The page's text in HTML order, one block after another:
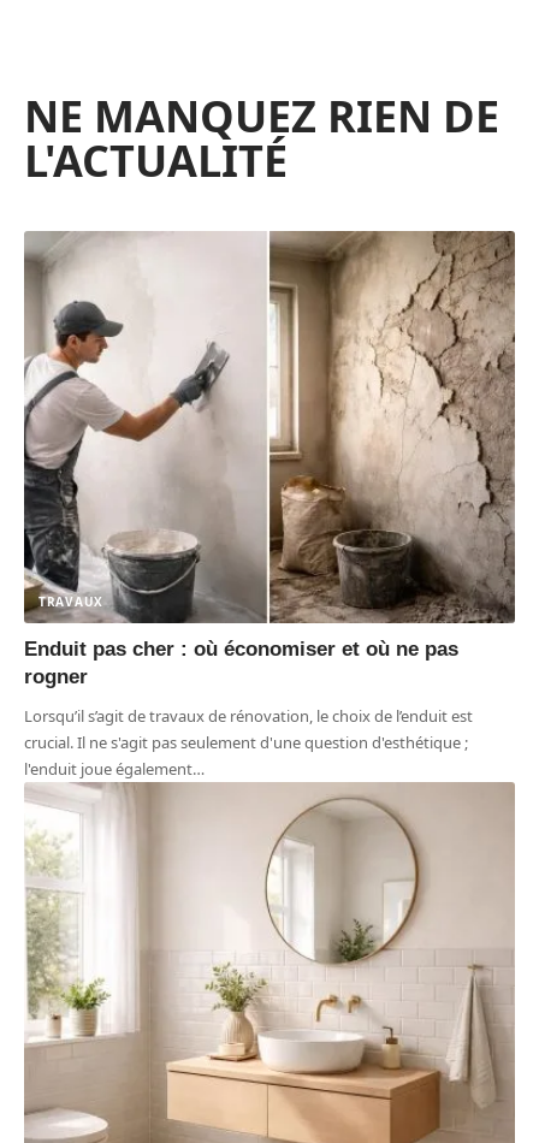
NE MANQUEZ RIEN DE
L'ACTUALITÉ
TRAVAUX
Enduit pas cher : où économiser et où ne pas
rogner
Lorsqu’il s’agit de travaux de rénovation, le choix de l’enduit est
crucial. Il ne s'agit pas seulement d'une question d'esthétique ;
l'enduit joue également…